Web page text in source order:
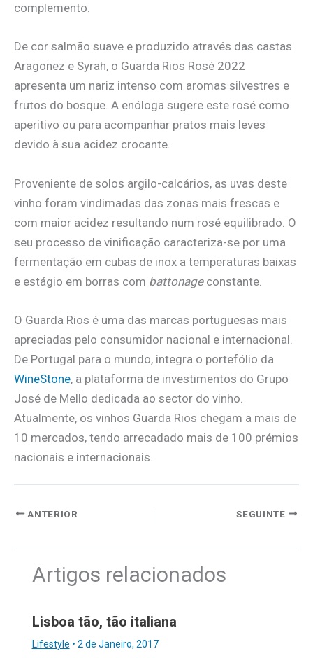
complemento.
De cor salmão suave e produzido através das castas
Aragonez e Syrah, o Guarda Rios Rosé 2022
apresenta um nariz intenso com aromas silvestres e
frutos do bosque. A enóloga sugere este rosé como
aperitivo ou para acompanhar pratos mais leves
devido à sua acidez crocante.
Proveniente de solos argilo-calcários, as uvas deste
vinho foram vindimadas das zonas mais frescas e
com maior acidez resultando num rosé equilibrado. O
seu processo de vinificação caracteriza-se por uma
fermentação em cubas de inox a temperaturas baixas
e estágio em borras com battonage constante.
O Guarda Rios é uma das marcas portuguesas mais
apreciadas pelo consumidor nacional e internacional.
De Portugal para o mundo, integra o portefólio da
WineStone, a plataforma de investimentos do Grupo
José de Mello dedicada ao sector do vinho.
Atualmente, os vinhos Guarda Rios chegam a mais de
10 mercados, tendo arrecadado mais de 100 prémios
nacionais e internacionais.
ANTERIOR SEGUINTE
Artigos relacionados
Lisboa tão, tão italiana
Lifestyle • 2 de Janeiro, 2017